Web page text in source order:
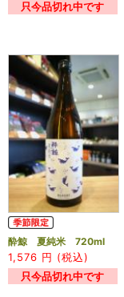
只今品切れ中です
酔鯨 夏純米 720ml
1,576 円 (税込)
只今品切れ中です